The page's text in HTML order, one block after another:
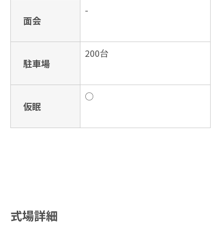
面会
-
駐車場
200台
仮眠
○
式場詳細